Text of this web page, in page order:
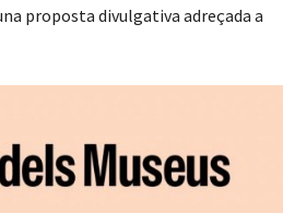
proposta divulgativa adreçada a